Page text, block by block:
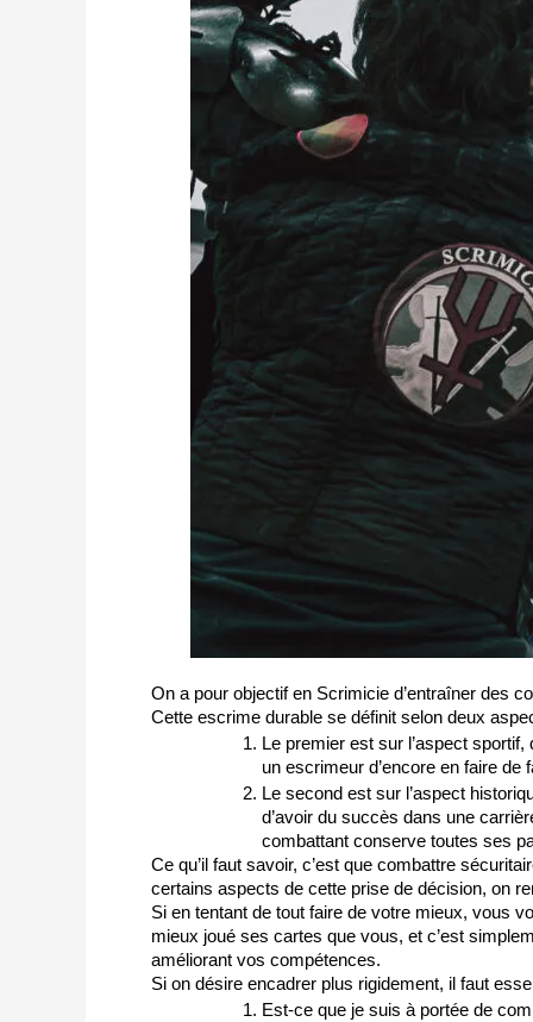
On a pour objectif en Scrimicie d’entraîner des
Cette escrime durable se définit selon deux
Le premier est sur l’aspect
un escrimeur d’encore en faire
Le second est sur l’aspect
d’avoir du succès dans une
combattant conserve toutes ses
Ce qu’il faut savoir, c’est que combattre
certains aspects de cette prise de décision, on
Si en tentant de tout faire de votre mieux, vous
mieux joué ses cartes que vous, et c’est
améliorant vos compétences.
Si on désire encadrer plus rigidement, il faut
Est-ce que je suis à portée de